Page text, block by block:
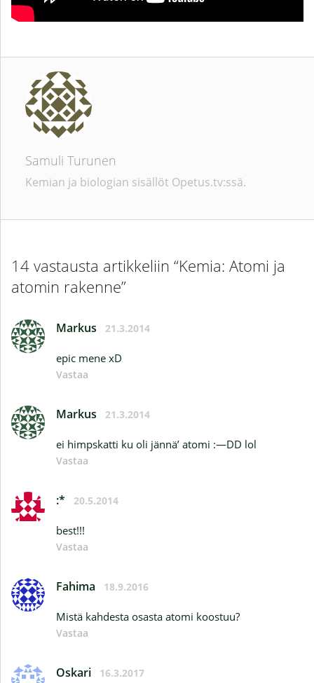
Samuli Turunen
Kemian ja biologian sisällöt Opetus.tv:ssä.
14 vastausta artikkeliin “Kemia: Atomi ja
atomin rakenne”
Markus 21.3.2014
epic mene xD
Vastaa
Markus 21.3.2014
ei himpskatti ku oli jännä’ atomi :—DD lol
Vastaa
:* 20.5.2014
best!!!
Vastaa
Fahima 18.9.2016
Mistä kahdesta osasta atomi koostuu?
Vastaa
Oskari 16.3.2017